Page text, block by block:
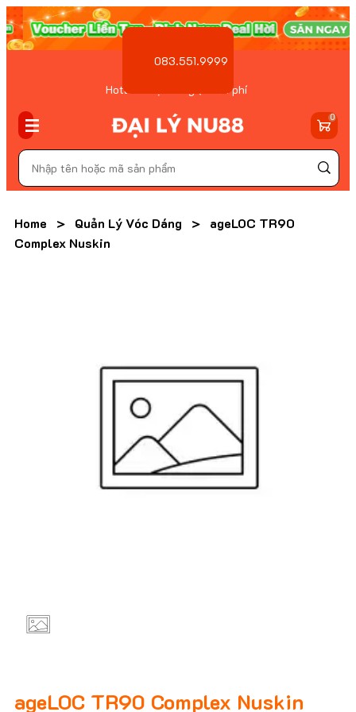
Hotline Đặt hàng ( Miễn phí
083.551.9999
0
Home > Quản Lý Vóc Dáng >
ageLOC TR90
Complex Nuskin
ageLOC TR90 Complex Nuskin